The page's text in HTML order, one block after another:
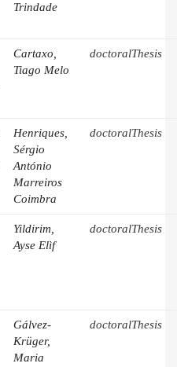
Trindade
Cartaxo,
Tiago Melo
doctoralThesis
Henriques,
Sérgio
António
Marreiros
Coimbra
doctoralThesis
Yildirim,
Ayse Elìf
doctoralThesis
Gálvez-
Krüger,
Maria
doctoralThesis